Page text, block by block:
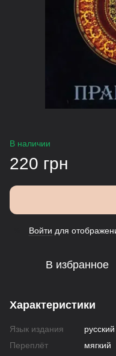
В наличии
220 грн
Войти для
В избранное
Характеристики
Язык издания
русский
Переплёт
мягкий